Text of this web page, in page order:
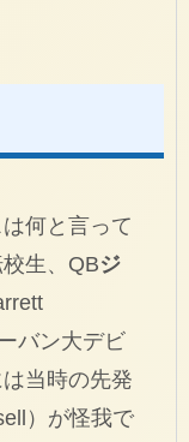
何と言って
生、QBジ
バン大デビ
当時の先発
）が怪我で